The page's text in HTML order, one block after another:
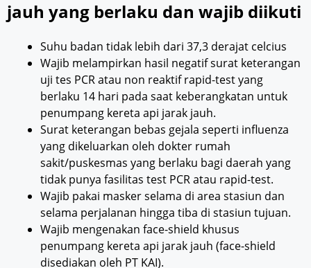
jauh yang berlaku dan wajib diikuti
Suhu badan tidak lebih dari 37,3 derajat celcius
Wajib melampirkan hasil negatif surat keterangan
uji tes PCR atau non reaktif rapid-test yang
berlaku 14 hari pada saat keberangkatan untuk
penumpang kereta api jarak jauh.
Surat keterangan bebas gejala seperti influenza
yang dikeluarkan oleh dokter rumah
sakit/puskesmas yang berlaku bagi daerah yang
tidak punya fasilitas test PCR atau rapid-test.
Wajib pakai masker selama di area stasiun dan
selama perjalanan hingga tiba di stasiun tujuan.
Wajib mengenakan face-shield khusus
penumpang kereta api jarak jauh (face-shield
disediakan oleh PT KAI).